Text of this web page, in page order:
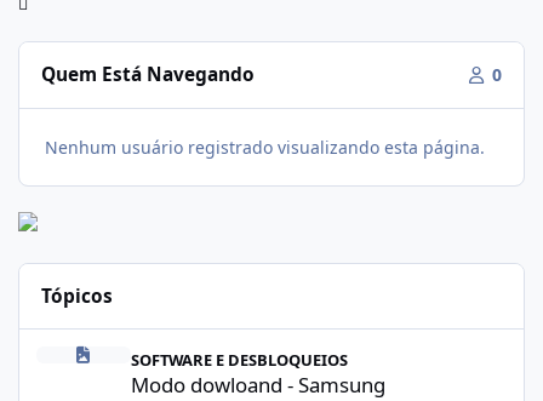
Quem Está Navegando 0
Nenhum usuário registrado visualizando esta página.
Tópicos
Modo dowloand - Samsung
SOFTWARE E DESBLOQUEIOS
Modo dowloand - Samsung